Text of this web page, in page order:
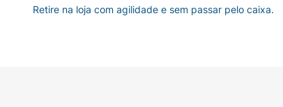
Versatilidade:Ideal para uso diário
Retire na loja com agilidade e sem passar pelo caixa.